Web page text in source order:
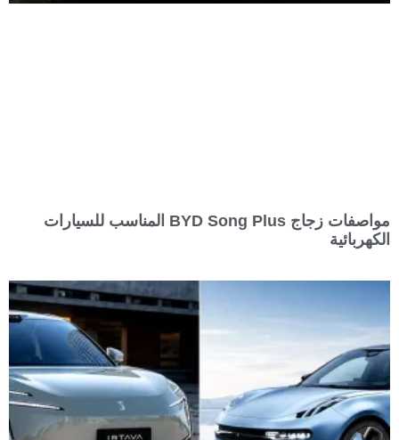
مواصفات زجاج BYD Song Plus المناسب للسيارات
الكهربائية